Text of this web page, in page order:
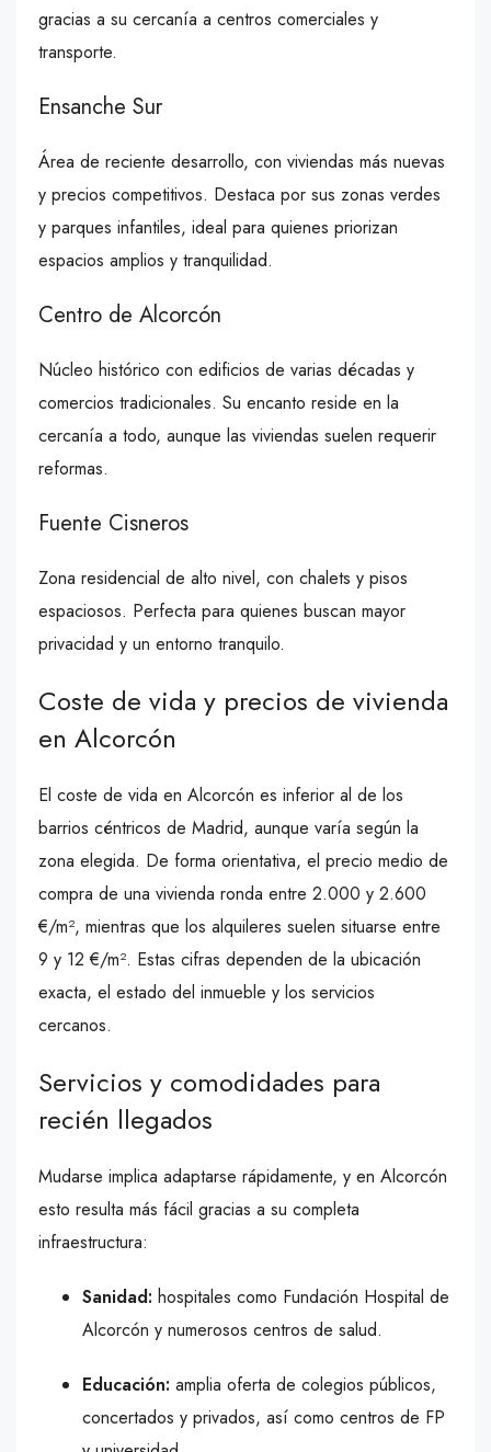
gracias a su cercanía a centros comerciales y
transporte.
Ensanche Sur
Área de reciente desarrollo, con viviendas más nuevas
y precios competitivos. Destaca por sus zonas verdes
y parques infantiles, ideal para quienes priorizan
espacios amplios y tranquilidad.
Centro de Alcorcón
Núcleo histórico con edificios de varias décadas y
comercios tradicionales. Su encanto reside en la
cercanía a todo, aunque las viviendas suelen requerir
reformas.
Fuente Cisneros
Zona residencial de alto nivel, con chalets y pisos
espaciosos. Perfecta para quienes buscan mayor
privacidad y un entorno tranquilo.
Coste de vida y precios de vivienda
en Alcorcón
El coste de vida en Alcorcón es inferior al de los
barrios céntricos de Madrid, aunque varía según la
zona elegida. De forma orientativa, el precio medio de
compra de una vivienda ronda entre 2.000 y 2.600
€/m², mientras que los alquileres suelen situarse entre
9 y 12 €/m². Estas cifras dependen de la ubicación
exacta, el estado del inmueble y los servicios
cercanos.
Servicios y comodidades para
recién llegados
Mudarse implica adaptarse rápidamente, y en Alcorcón
esto resulta más fácil gracias a su completa
infraestructura:
Sanidad: hospitales como Fundación Hospital de
Alcorcón y numerosos centros de salud.
Educación: amplia oferta de colegios públicos,
concertados y privados, así como centros de FP